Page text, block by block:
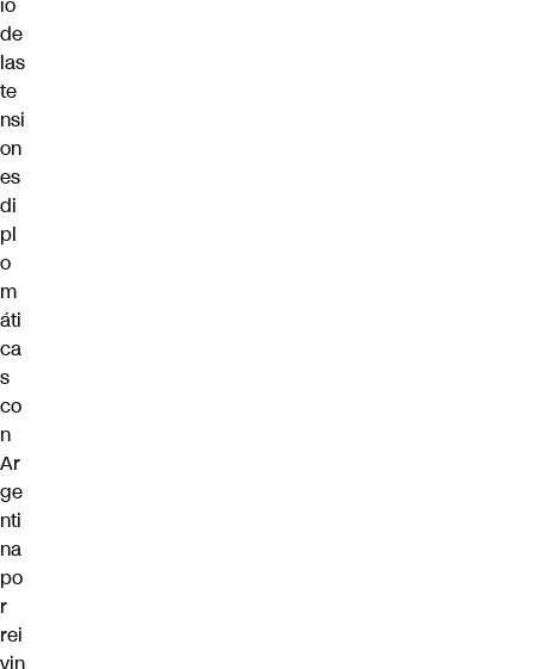
de
las
te
nsi
on
es
di
pl
o
m
áti
ca
s
co
n
Ar
ge
nti
na
po
r
rei